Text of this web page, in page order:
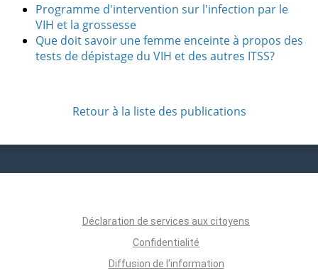
Programme d'intervention sur l'infection par le
VIH et la grossesse
Que doit savoir une femme enceinte à propos des
tests de dépistage du VIH et des autres ITSS?
Retour à la liste des publications
Déclaration de services aux citoyens
Confidentialité
Diffusion de l'information